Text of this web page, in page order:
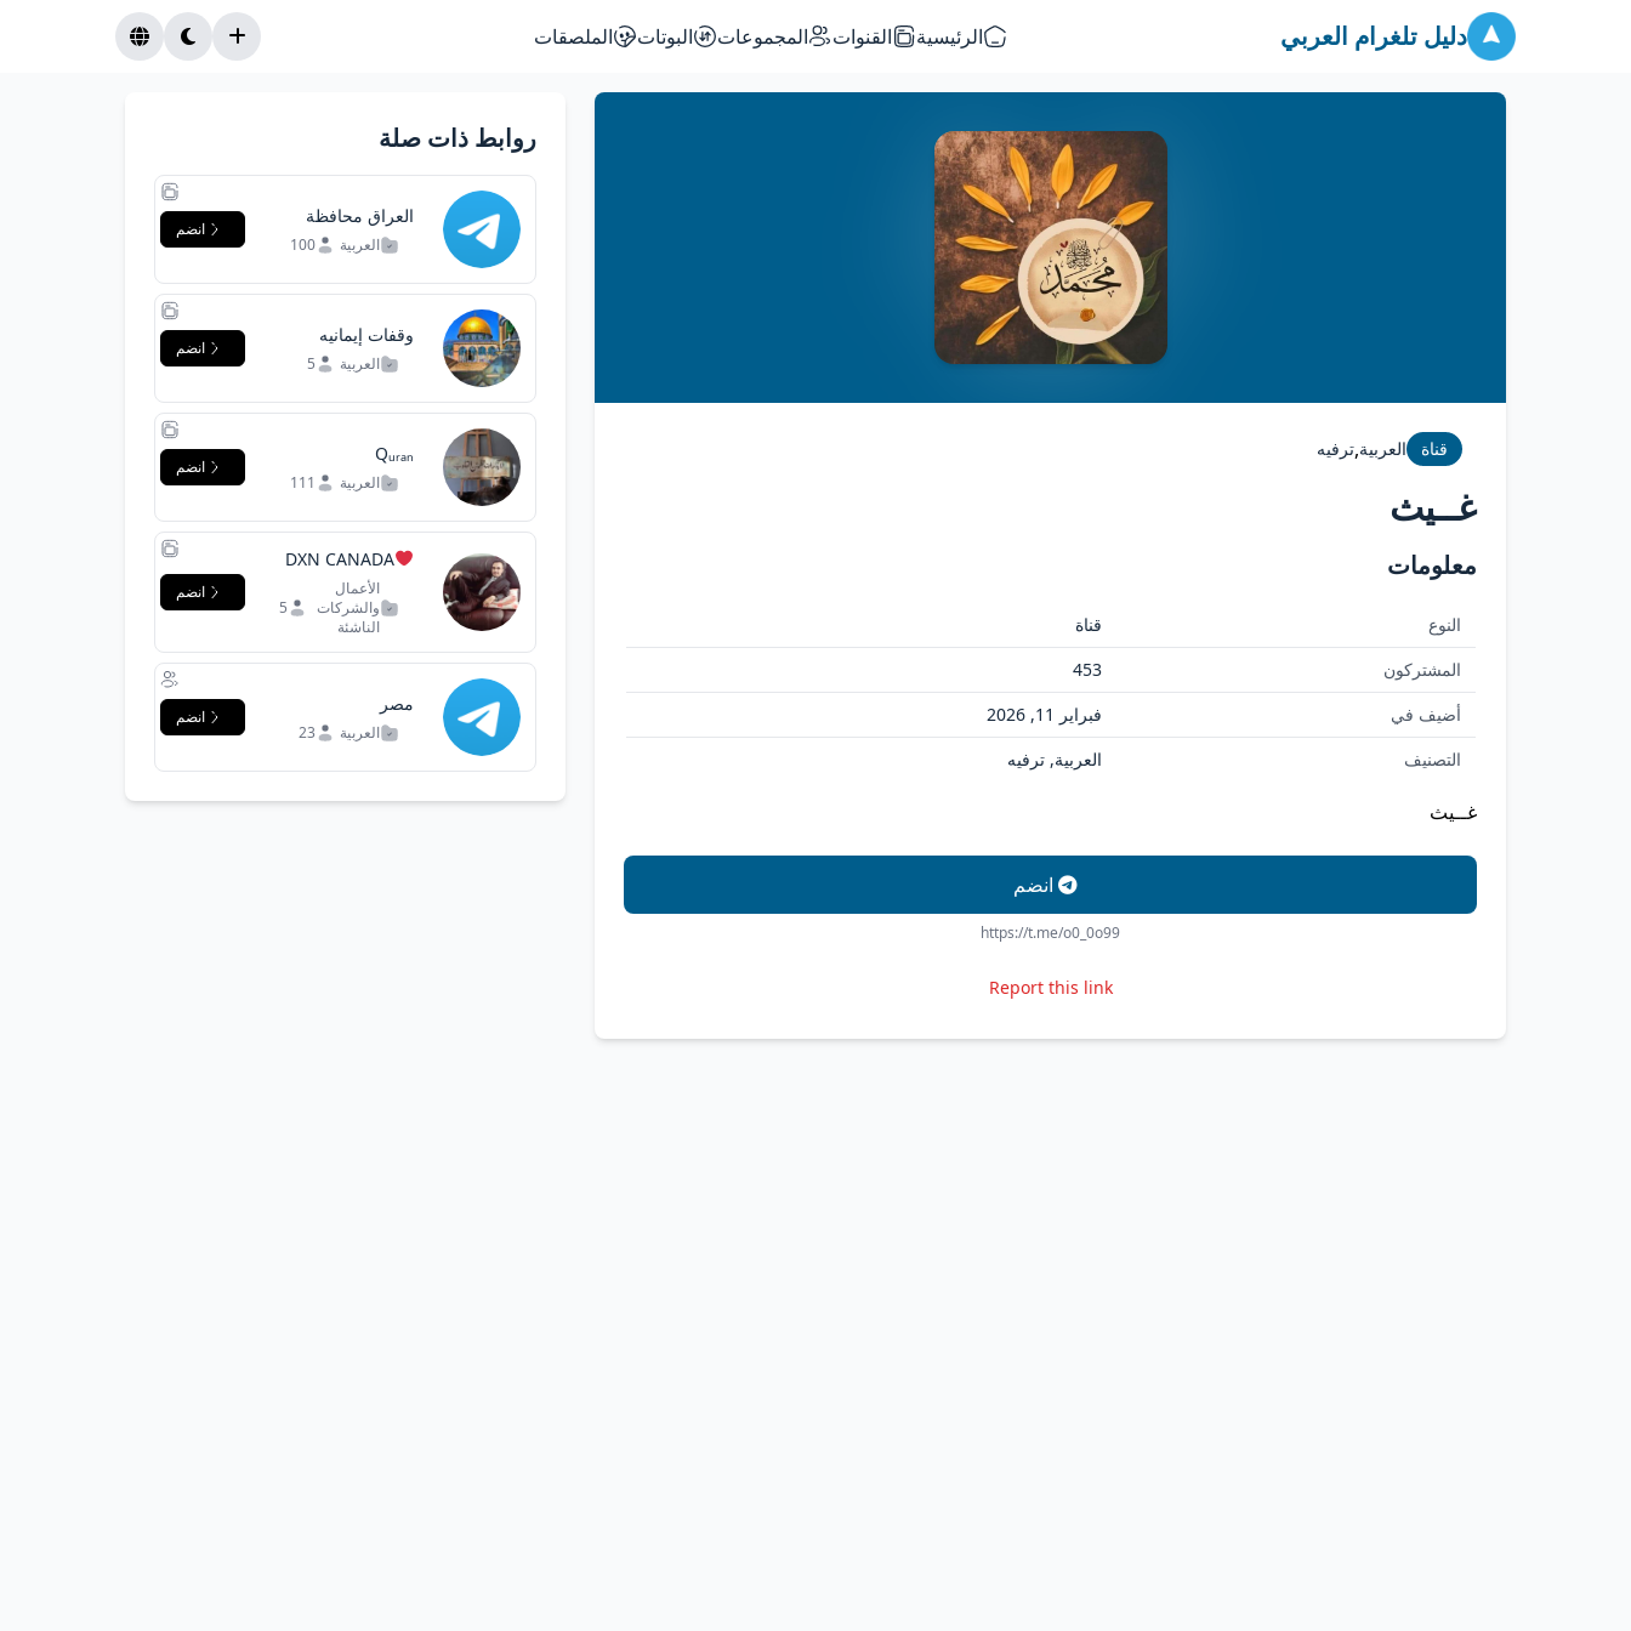
دليل تلغرام العربي الرئيسية القنوات المجموعات البوتات الملصقات
قناة العربية,ترفيه
غــيث
معلومات
النوع
قناة
المشتركون
453
أضيف في
فبراير 11, 2026
التصنيف
العربية, ترفيه
غــيث
انضم
https://t.me/o0_0o99
Report this link
روابط ذات صلة
العراق محافظة
البصرة جنوب
العربية 100
انضم
وقفات إيمانيه
العربية 5
انضم
Qᵤᵣₐₙ
العربية 111
انضم
DXN CANADA
الأعمال
والشركات
الناشئة
5
انضم
مصر
العربية 23
انضم